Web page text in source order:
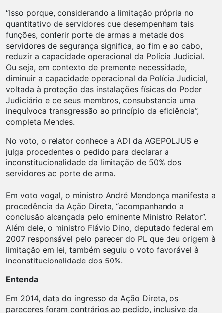
“Isso porque, considerando a limitação própria no
quantitativo de servidores que desempenham tais
funções, conferir porte de armas a metade dos
servidores de segurança significa, ao fim e ao cabo,
reduzir a capacidade operacional da Polícia Judicial.
Ou seja, em contexto de premente necessidade,
diminuir a capacidade operacional da Polícia Judicial,
voltada à proteção das instalações físicas do Poder
Judiciário e de seus membros, consubstancia uma
inequívoca transgressão ao princípio da eficiência”,
completa Mendes.
No voto, o relator conhece a ADI da AGEPOLJUS e
julga procedentes o pedido para declarar a
inconstitucionalidade da limitação de 50% dos
servidores ao porte de arma.
Em voto vogal, o ministro André Mendonça manifesta a
procedência da Ação Direta, “acompanhando a
conclusão alcançada pelo eminente Ministro Relator”.
Além dele, o ministro Flávio Dino, deputado federal em
2007 responsável pelo parecer do PL que deu origem à
limitação em lei, também seguiu o voto favorável à
inconstitucionalidade dos 50%.
Entenda
Em 2014, data do ingresso da Ação Direta, os
pareceres foram contrários ao pedido, inclusive da